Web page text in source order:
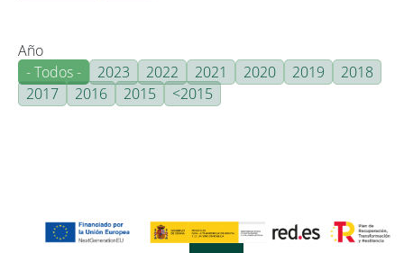
Año
- Todos -
2023 2022 2021 2020 2019
2018
2017
2016 2015 <2015